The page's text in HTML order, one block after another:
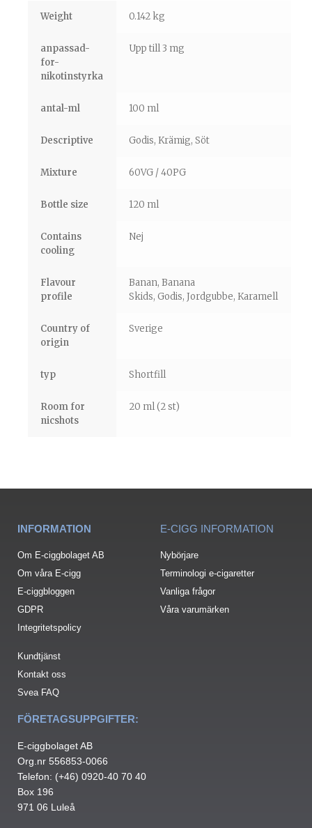
Weight 0.142 kg
anpassad-
for-
nikotinstyrka
Upp till 3 mg
antal-ml 100 ml
Descriptive Godis, Krämig, Söt
Mixture 60VG / 40PG
Bottle size 120 ml
Contains
cooling
Nej
Flavour
profile
Banan, Banana
Skids, Godis, Jordgubbe, Karamell
Country of
origin
Sverige
typ Shortfill
Room for
nicshots
20 ml (2 st)
INFORMATION
Om E-ciggbolaget AB
Om våra E-cigg
E-ciggbloggen
GDPR
Integritetspolicy
Kundtjänst
Kontakt oss
Svea FAQ
E-CIGG INFORMATION
Nybörjare
Terminologi e-cigaretter
Vanliga frågor
Våra varumärken
FÖRETAGSUPPGIFTER:
E-ciggbolaget AB
Org.nr 556853-0066
Telefon: (+46) 0920-40 70 40
Box 196
971 06 Luleå